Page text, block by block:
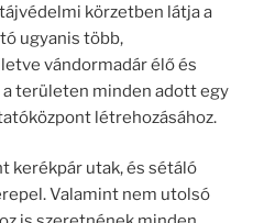
körzetben látja a
ugyanis több,
vándormadár élő és
a területen minden adott egy
létrehozásához.
kerékpár utak, és sétáló
Valamint nem utolsó